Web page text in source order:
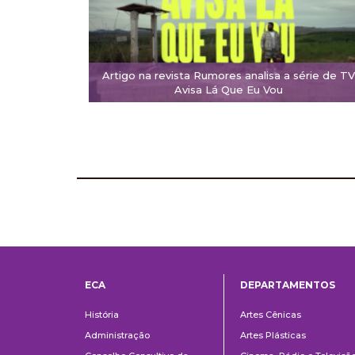
Artigo na revista Rumores analisa a série de TV
Avisa Lá Que Eu Vou
ECA
História
Administração
DEPARTAMENTOS
Artes Cênicas
Artes Plásticas